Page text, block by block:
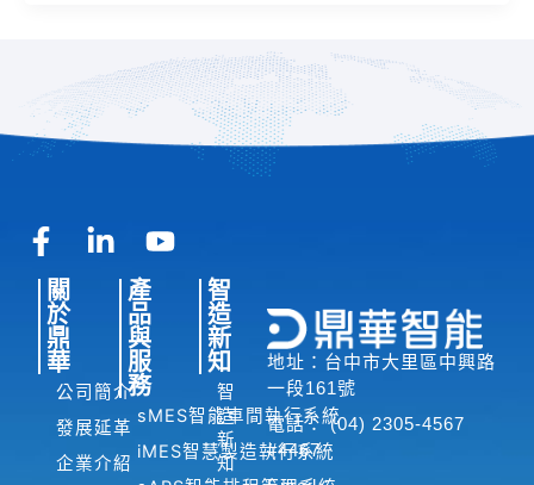
地址：台中市大里區中興路
一段161號
電話： (04) 2305-4567
#4467
F
a
c
e
b
o
o
L
d
i
n
Y
e
關
於
鼎
華
公司簡介
發展延革
企業介紹
產
品
與
服
務
sMES智能車間執行系統
iMES智慧製造執行系統
智
造
新
知
智
造
新
知